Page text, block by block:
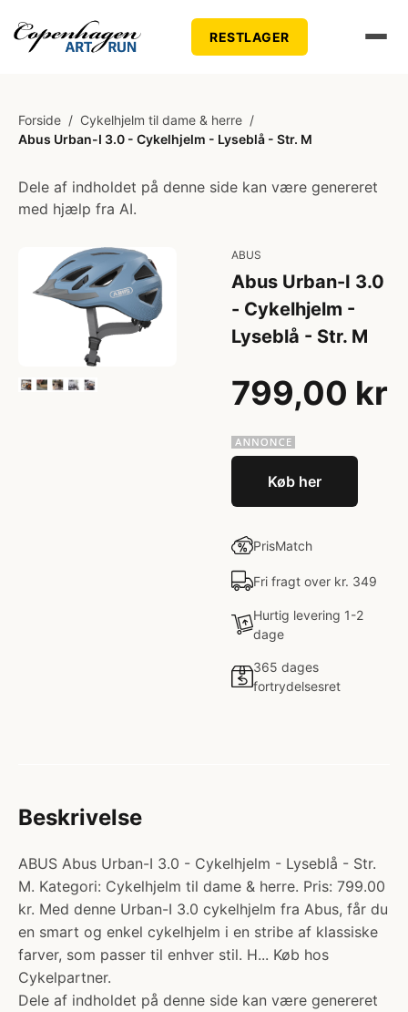
RESTLAGER
Forside / Cykelhjelm til dame & herre /
Abus Urban-I 3.0 - Cykelhjelm - Lyseblå - Str. M
Dele af indholdet på denne side kan være genereret
med hjælp fra AI.
ABUS
Abus Urban-I 3.0
- Cykelhjelm -
Lyseblå - Str. M
799,00 kr
Køb her
PrisMatch
Fri fragt over kr. 349
Hurtig levering 1-2
dage
365 dages
fortrydelsesret
Beskrivelse
ABUS Abus Urban-I 3.0 - Cykelhjelm - Lyseblå - Str.
M. Kategori: Cykelhjelm til dame & herre. Pris: 799.00
kr. Med denne Urban-I 3.0 cykelhjelm fra Abus, får du
en smart og enkel cykelhjelm i en stribe af klassiske
farver, som passer til enhver stil. H... Køb hos
Cykelpartner.
Dele af indholdet på denne side kan være genereret